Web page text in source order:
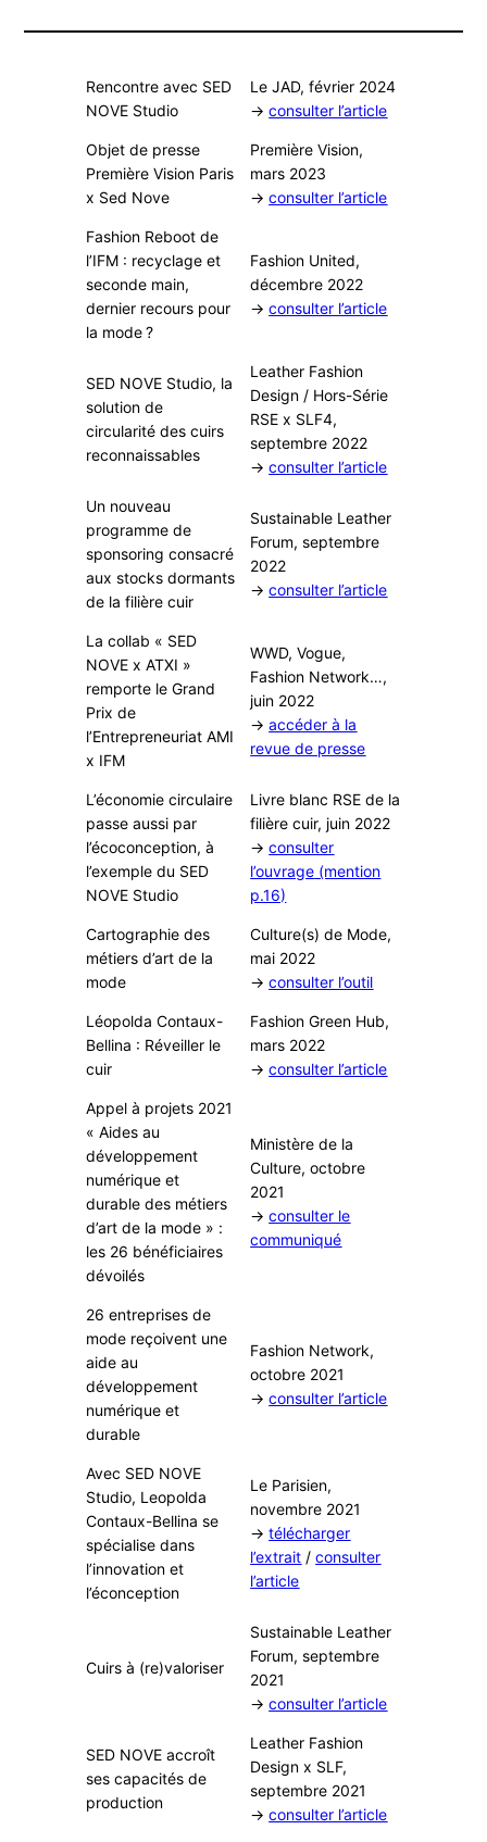
Rencontre avec SED
NOVE Studio
Le JAD, février 2024
→consulter l’article
Objet de presse
Première Vision Paris
x Sed Nove
Première Vision,
mars 2023
→consulter l’article
Fashion Reboot de
l’IFM : recyclage et
seconde main,
dernier recours pour
la mode ?
Fashion United,
décembre 2022
→consulter l’article
SED NOVE Studio, la
solution de
circularité des cuirs
reconnaissables
Leather Fashion
Design / Hors-Série
RSE x SLF4,
septembre 2022
→consulter l’article
Un nouveau
programme de
sponsoring consacré
aux stocks dormants
de la filière cuir
Sustainable Leather
Forum, septembre
2022
→consulter l’article
La collab « SED
NOVE x ATXI »
remporte le Grand
Prix de
l’Entrepreneuriat AMI
x IFM
WWD, Vogue,
Fashion Network…,
juin 2022
→accéder à la
revue de presse
L’économie circulaire
passe aussi par
l’écoconception, à
l’exemple du SED
NOVE Studio
Livre blanc RSE de la
filière cuir, juin 2022
→consulter
l’ouvrage (mention
p.16)
Cartographie des
métiers d’art de la
mode
Culture(s) de Mode,
mai 2022
→consulter l’outil
Léopolda Contaux-
Bellina : Réveiller le
cuir
Fashion Green Hub,
mars 2022
→consulter l’article
Appel à projets 2021
« Aides au
développement
numérique et
durable des métiers
d’art de la mode » :
les 26 bénéficiaires
dévoilés
Ministère de la
Culture, octobre
2021
→consulter le
communiqué
26 entreprises de
mode reçoivent une
aide au
développement
numérique et
durable
Fashion Network,
octobre 2021
→consulter l’article
Avec SED NOVE
Studio, Leopolda
Contaux-Bellina se
spécialise dans
l’innovation et
l’éconception
Le Parisien,
novembre 2021
→télécharger
l’extrait /consulter
l’article
Cuirs à (re)valoriser
Sustainable Leather
Forum, septembre
2021
→consulter l’article
SED NOVE accroît
ses capacités de
production
Leather Fashion
Design x SLF,
septembre 2021
→consulter l’article